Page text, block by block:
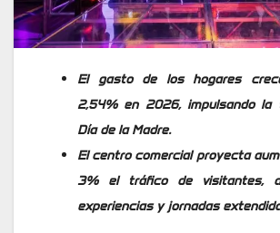
El gasto de los hogares
2,54% en 2026, impulsando la
Día de la Madre.
El centro comercial proyecta
3% el tráfico de visitantes,
experiencias y jornadas